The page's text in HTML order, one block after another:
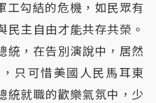
工勾結的危機，如民眾有
民主自由才能共存共榮。
統，在告別演說中，居然
只可惜美國人民馬耳東
統就職的歡樂氣氛中，少